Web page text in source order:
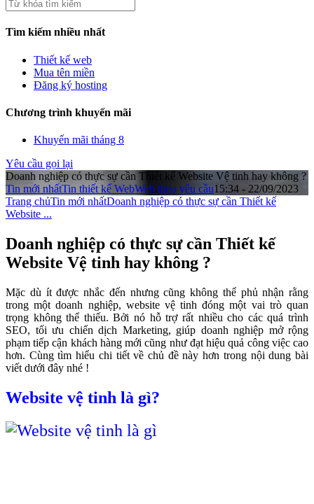
Tìm kiếm nhiều nhất
Thiết kế web
Mua tên miền
Đăng ký hosting
Chương trình khuyến mãi
Khuyến mãi tháng 8
Yêu cầu gọi lại
Doanh nghiệp có thực sự cần Thiết kế Website Vệ tinh hay không ?
Tin mới nhấtTin thiết kế WebWeb theo yêu cầu15:34 - 22/09/2023
Trang chủTin mới nhấtDoanh nghiệp có thực sự cần Thiết kế
Website ...
Doanh nghiệp có thực sự cần Thiết kế
Website Vệ tinh hay không ?
Mặc dù ít được nhắc đến nhưng cũng không thể phủ nhận rằng
trong một doanh nghiệp, website vệ tinh đóng một vai trò quan
trọng không thể thiếu. Bởi nó hỗ trợ rất nhiều cho các quá trình
SEO, tối ưu chiến dịch Marketing, giúp doanh nghiệp mở rộng
phạm tiếp cận khách hàng mới cũng như đạt hiệu quả công việc cao
hơn. Cùng tìm hiểu chi tiết về chủ đề này hơn trong nội dung bài
viết dưới đây nhé !
Website vệ tinh là gì?